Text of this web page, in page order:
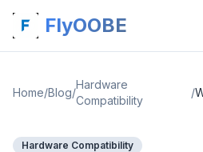
FlyOOBE
Home/Blog/
Hardware
Compatibility
/
Hardware Compatibility